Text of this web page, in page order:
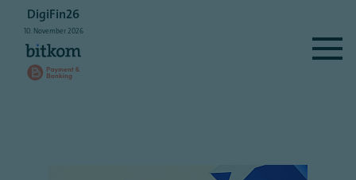
DigiFin26
10. November2026